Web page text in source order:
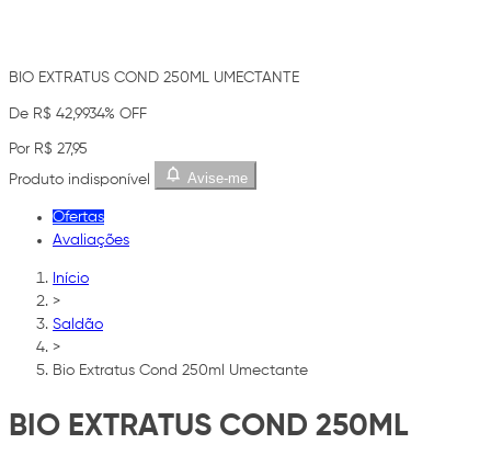
BIO EXTRATUS COND 250ML UMECTANTE
De R$ 42,9934% OFF
Por R$ 27,95
Produto indisponível
Avise-me
Ofertas
Avaliações
Início
>
Saldão
>
Bio Extratus Cond 250ml Umectante
BIO EXTRATUS COND 250ML